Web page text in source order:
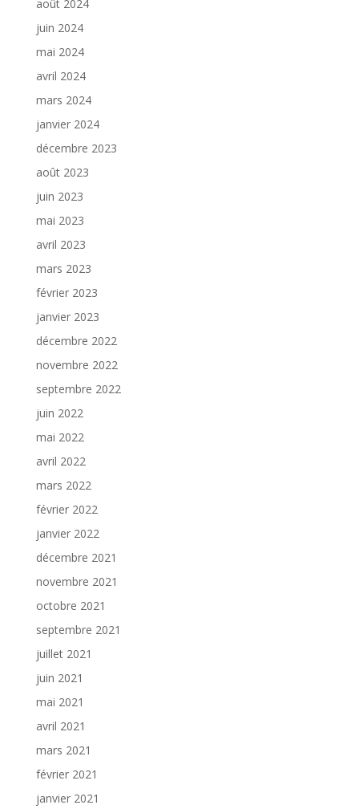
août 2024
juin 2024
mai 2024
avril 2024
mars 2024
janvier 2024
décembre 2023
août 2023
juin 2023
mai 2023
avril 2023
mars 2023
février 2023
janvier 2023
décembre 2022
novembre 2022
septembre 2022
juin 2022
mai 2022
avril 2022
mars 2022
février 2022
janvier 2022
décembre 2021
novembre 2021
octobre 2021
septembre 2021
juillet 2021
juin 2021
mai 2021
avril 2021
mars 2021
février 2021
janvier 2021